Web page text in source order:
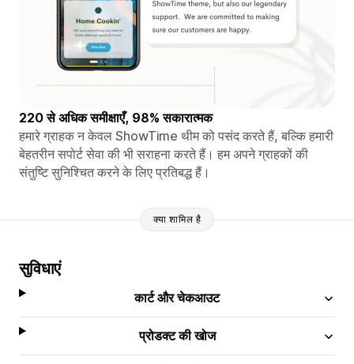
220 से अधिक समीक्षाएँ, 98% सकारात्मक
हमारे ग्राहक न केवल ShowTime थीम को पसंद करते हैं, बल्कि हमारी
बेहतरीन सपोर्ट सेवा की भी सराहना करते हैं। हम अपने ग्राहकों की
संतुष्टि सुनिश्चित करने के लिए प्रतिबद्ध हैं।
क्या शामिल है
सुविधाएं
कार्ट और चेकआउट
प्रोडक्ट की खोज